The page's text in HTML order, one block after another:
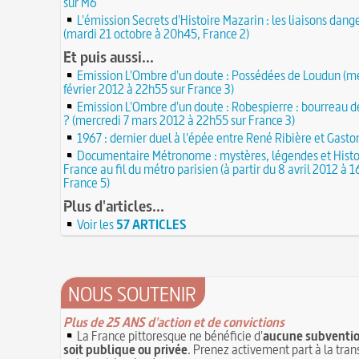
15 juillet 1533 : pose de la première pierre
de Ville de Paris 15 JUILLET
14 juillet 1827 : mort du physicien Augustin
fondateur de l'optique moderne
13 juillet 1788 : violent ouragan traversant
et ravageant les moissons 13 JUILLET
12 juillet 1682 : mort de l’astronome Jean
JUILLET
11 juillet 1784 : tumulte dans le Jardin du
Luxembourg au sujet du ballon de l'abbé
JUILLET
10 juillet 1900 : inauguration du
Paris
9 juillet 1516 : sentence contre des
Royal sirop de pommes : curieuse panacée
siècle 8 JUILLET
8 juillet 1827 : mort du corsaire Robert
JUILLET
7 juillet 1784 : mort de Louis Anseaume,
Charles Bourseul, plus de 20 ans avant Bell
Glanage (Le) : pratique ancestrale
Henri II et toujours en vigueur
Tortures et supplices au XVIe siècle
19 avril 1906 : mort de Pierre Curie,
l'étude de la radioactivité
L'oisiveté est la mère de tous les vices
Il faut manger pour vivre et non vivre pour
Molay (Jacques de) : grand maître des
mort sur le bûcher, à l'origine de la légende
maudits
30 mai 1778 : mort de Voltaire (François-
Arouet)
C'est la mouche du coche
Joutes et tournois
Coiffures : évolution et modes du VIe au
A quelque chose malheur est bon
14 septembre 1927 : mort tragique de la
Isadora Duncan
L'émission Secrets d'Histoire Mazarin : les liaisons
(mardi 21 octobre à 20h45, France 2)
Et puis aussi...
Emission L'Ombre d'un doute : Possédées de Loudun
février 2012 à 22h55 sur France 3)
Emission L'Ombre d'un doute : Robespierre : bourreau
? (mercredi 7 mars 2012 à 22h55 sur France 3)
1967 : dernier duel à l'épée entre René Ribière et
Documentaire Métronome : mystères, légendes et
France au fil du métro parisien (à partir du 8 avril 2012 à
France 5)
Plus d'articles...
Voir les57 ARTICLES
NOUS SOUTENIR
Plus de 25 ANS d'action et de convictions
La France pittoresque ne bénéficie d'aucune
soit publique ou privée. Prenez activement part à la